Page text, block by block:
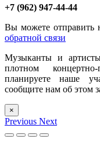
+7 (962) 947-44-44
Вы можете отправить
обратной связи
Музыканты и
плотном
планируете наше
сообщите нам об этом
×
Previous Next